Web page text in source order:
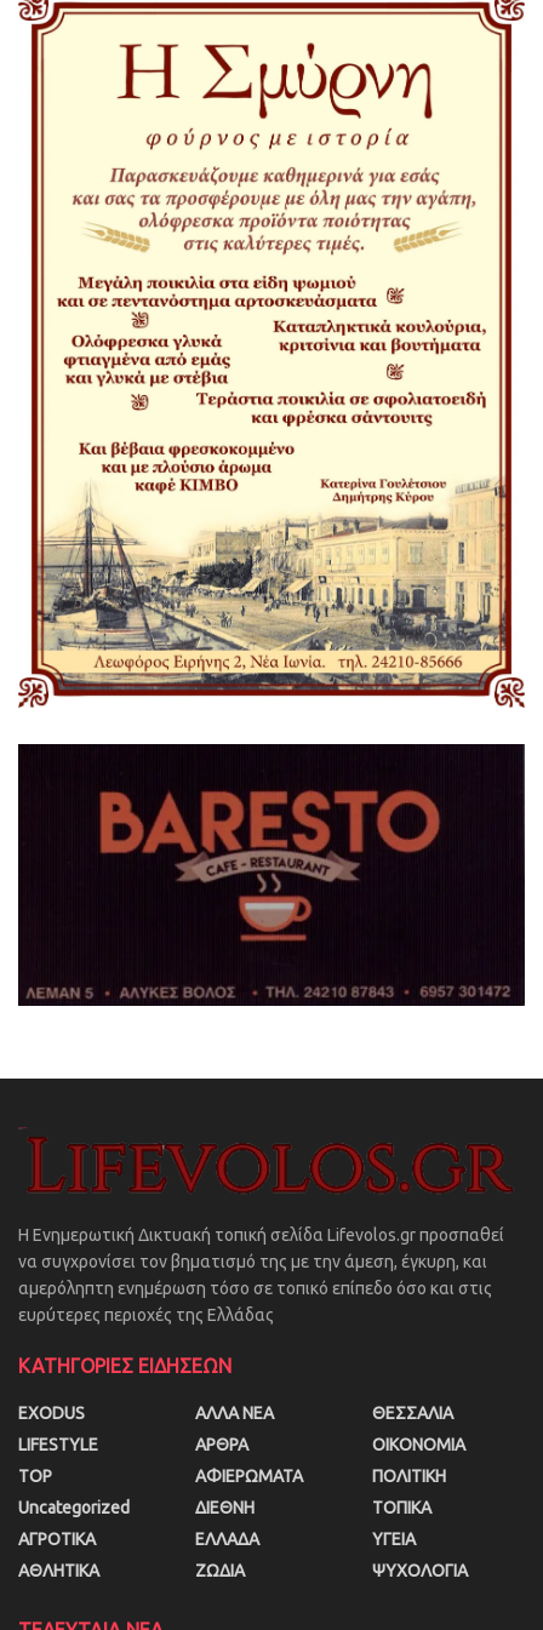
Η Ενημερωτική Δικτυακή τοπική σελίδα Lifevolos.gr προσπαθεί
να συγχρονίσει τον βηματισμό της με την άμεση, έγκυρη, και
αμερόληπτη ενημέρωση τόσο σε τοπικό επίπεδο όσο και στις
ευρύτερες περιοχές της Ελλάδας
ΚΑΤΗΓΟΡΙΕΣ ΕΙΔΗΣΕΩΝ
EXODUS
LIFESTYLE
TOP
Uncategorized
ΑΓΡΟΤΙΚΑ
ΑΘΛΗΤΙΚΑ
ΑΛΛΑ ΝΕΑ
ΑΡΘΡΑ
ΑΦΙΕΡΩΜΑΤΑ
ΔΙΕΘΝΗ
ΕΛΛΑΔΑ
ΖΩΔΙΑ
ΘΕΣΣΑΛΙΑ
ΟΙΚΟΝΟΜΙΑ
ΠΟΛΙΤΙΚΗ
ΤΟΠΙΚΑ
ΥΓΕΙΑ
ΨΥΧΟΛΟΓΙΑ